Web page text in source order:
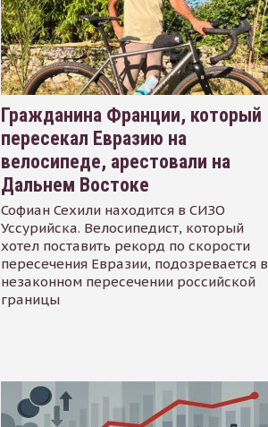
Гражданина Франции, который
пересекал Евразию на
велосипеде, арестовали на
Дальнем Востоке
Софиан Сехили находится в СИЗО
Уссурийска. Велосипедист, который
хотел поставить рекорд по скорости
пересечения Евразии, подозревается в
незаконном пересечении российской
границы